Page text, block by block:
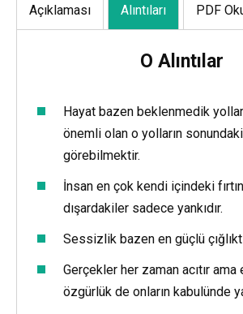
Açıklaması Alıntıları PDF
O Alıntılar
Hayat bazen beklenmedik
önemli olan o yolların sonundaki
görebilmektir.
İnsan en çok kendi içindeki
dışardakiler sadece yankıdır.
Sessizlik bazen en güçlü
Gerçekler her zaman acıtır ama
özgürlük de onların kabulünde